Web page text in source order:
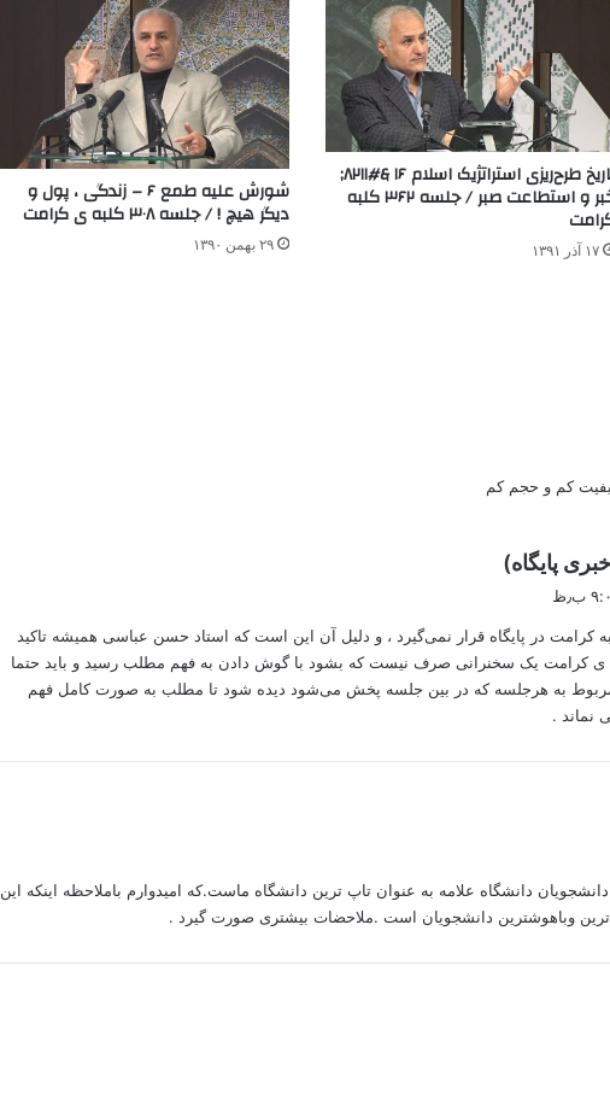
تاریخ طرح‌ریزی استراتژیک اسلام ۱۶ &#۸۲۱۱;
خبر و استطاعت صبر / جلسه ۳۶۲ کلبه
۱۷ آذر ۱۳۹۱
شورش علیه طمع ۶ – زندگی ، پول و
دیگر هیچ ! / جلسه ۳۰۸ کلبه ی کرامت
۲۹ بهمن ۱۳۹۰
کم و حجم کم
پایگاه)
:
کرامت در پایگاه قرار نمی‌گیرد ، و دلیل آن این است که استاد حسن عباسی همیشه تاکید
ی کرامت یک سخنرانی صرف نیست که بشود با گوش دادن به فهم مطلب رسید و باید حتما
مربوط به هرجلسه که در بین جلسه پخش می‌شود دیده شود تا مطلب به صورت کامل فهم
نماند .
دانشگاه علامه به عنوان تاپ ترين دانشگاه ماست.که اميدوارم باملاحظه اينکه اين
ترين وباهوشترين دانشجويان است .ملاحضات بيشترى صورت گيرد .